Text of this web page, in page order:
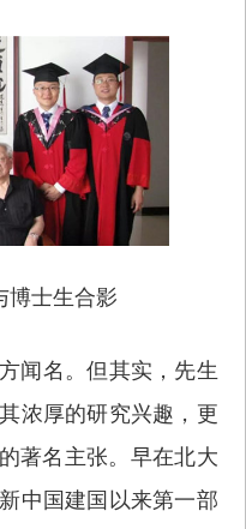
博士生合影
闻名。但其实，先生
浓厚的研究兴趣，更
著名主张。早在北大
中国建国以来第一部